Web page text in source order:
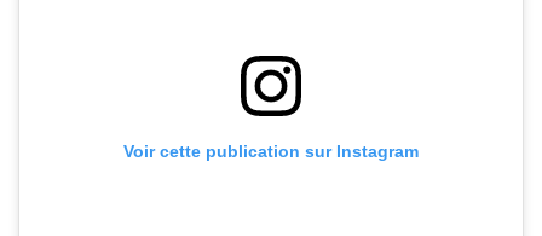
Voir cette publication sur Instagram